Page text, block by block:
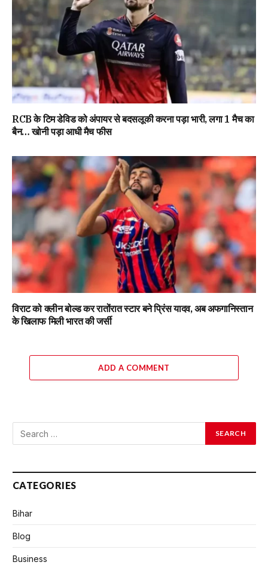
RCB के टिम डेविड को अंपायर से बदसलूकी करना पड़ा भारी, लगा 1 मैच का
बैन… खोनी पड़ा आधी मैच फीस
विराट को क्लीन बोल्ड कर रातोंरात स्टार बने प्रिंस यादव, अब अफगानिस्तान
के खिलाफ मिली भारत की जर्सी
ADD A COMMENT
CATEGORIES
Bihar
Blog
Business